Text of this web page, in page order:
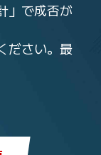
」で成否が
ださい。最